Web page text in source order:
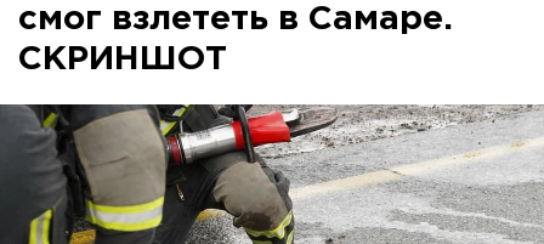
смог взлететь в Самаре.
СКРИНШОТ